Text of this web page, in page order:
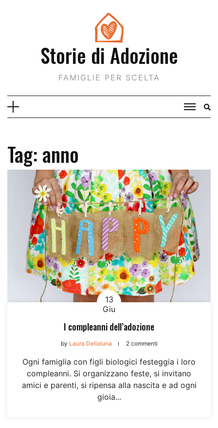
Storie di Adozione
FAMIGLIE PER SCELTA
Tag: anno
13
Giu
I compleanni dell’adozione
by Laura Dellaluna 2 commenti
Ogni famiglia con figli biologici festeggia i loro
compleanni. Si organizzano feste, si invitano
amici e parenti, si ripensa alla nascita e ad ogni
gioia...